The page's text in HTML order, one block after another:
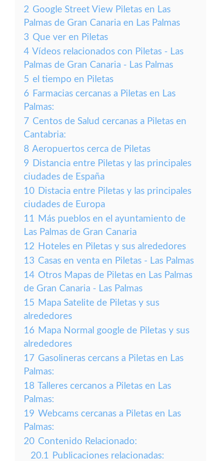
2 Google Street View Piletas en Las
Palmas de Gran Canaria en Las Palmas
3 Que ver en Piletas
4 Vídeos relacionados con Piletas - Las
Palmas de Gran Canaria - Las Palmas
5 el tiempo en Piletas
6 Farmacias cercanas a Piletas en Las
Palmas:
7 Centos de Salud cercanas a Piletas en
Cantabria:
8 Aeropuertos cerca de Piletas
9 Distancia entre Piletas y las principales
ciudades de España
10 Distacia entre Piletas y las principales
ciudades de Europa
11 Más pueblos en el ayuntamiento de
Las Palmas de Gran Canaria
12 Hoteles en Piletas y sus alrededores
13 Casas en venta en Piletas - Las Palmas
14 Otros Mapas de Piletas en Las Palmas
de Gran Canaria - Las Palmas
15 Mapa Satelite de Piletas y sus
alrededores
16 Mapa Normal google de Piletas y sus
alrededores
17 Gasolineras cercans a Piletas en Las
Palmas:
18 Talleres cercanos a Piletas en Las
Palmas:
19 Webcams cercanas a Piletas en Las
Palmas:
20 Contenido Relacionado:
20.1 Publicaciones relacionadas: